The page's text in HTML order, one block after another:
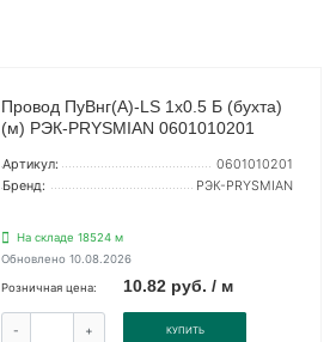
Провод ПуВнг(А)-LS 1х0.5 Б (бухта)
(м) РЭК-PRYSMIAN 0601010201
Артикул:
0601010201
Бренд:
РЭК-PRYSMIAN
На складе 18524 м
Обновлено 10.08.2026
Розничная цена: 10.82 руб. / м
- + КУПИТЬ